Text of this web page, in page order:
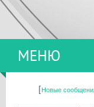
МЕНЮ
[Новые